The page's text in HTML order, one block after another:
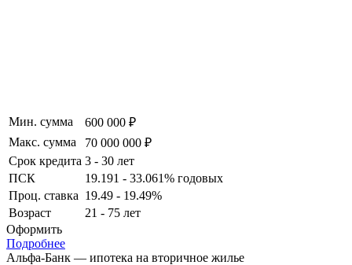
Мин. сумма
600 000 ₽
Макс. сумма
70 000 000 ₽
Срок кредита 3 - 30 лет
ПСК
19.191 - 33.061% годовых
Проц. ставка 19.49 - 19.49%
Возраст
21 - 75 лет
Оформить
Подробнее
Альфа-Банк — ипотека на вторичное жилье